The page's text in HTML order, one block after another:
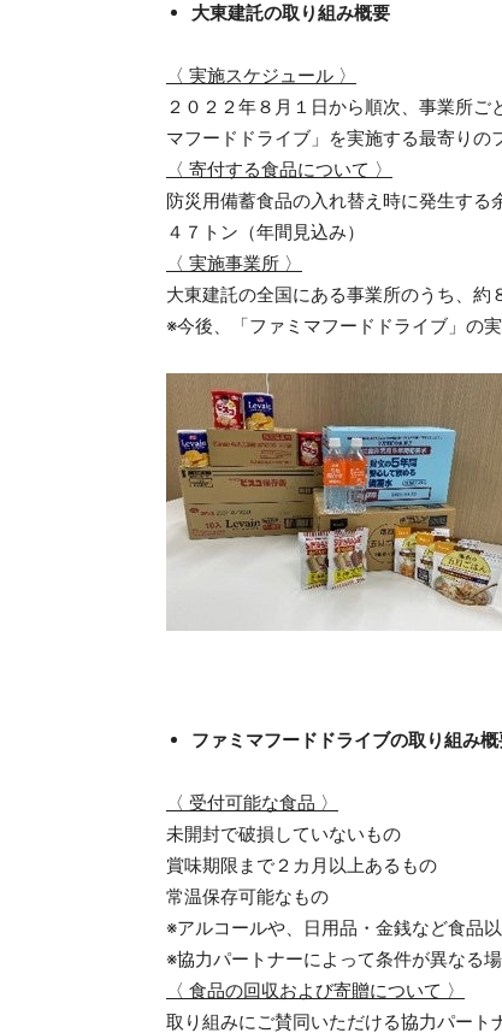
大東建託の取り組み概要
〈 実施スケジュール 〉
２０２２年８月１日から順次、事業所
マフードドライブ」を実施する最寄りの
〈 寄付する食品について 〉
防災用備蓄食品の入れ替え時に発生す
４７トン（年間見込み）
〈 実施事業所 〉
大東建託の全国にある事業所のうち、約
※今後、「ファミマフードドライブ」の
ファミマフードドライブの取り組み
〈 受付可能な食品 〉
未開封で破損していないもの
賞味期限まで２カ月以上あるもの
常温保存可能なもの
※アルコールや、日用品・金銭など食品以
※協力パートナーによって条件が異なる場
〈 食品の回収および寄贈について 〉
取り組みにご賛同いただける協力パート